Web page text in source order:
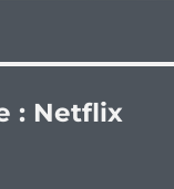
: Netflix